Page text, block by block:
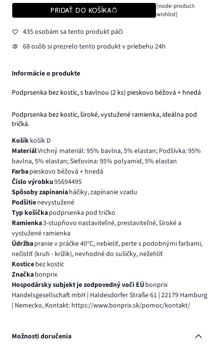
PRIDAŤ DO KOŠÍKA
[node-product-
wishlist]
435 osobám sa tento produkt páči
68 osôb si prezrelo tento produkt v priebehu 24h
Informácie o produkte
Podprsenka bez kostíc, s bavlnou (2 ks) pieskovo béžová + hnedá
Podprsenka bez kostíc, široké, vystužené ramienka, ideálna pod
tričká.
Košíkkošík D
MateriálVrchný materiál: 95% bavlna, 5% elastan; Podšívka: 95%
bavlna, 5% elastan; Sieťovina: 95% polyamid, 5% elastan
Farbapieskovo béžová + hnedá
Číslo výrobku95694495
Spôsoby zapínaniaháčiky, zapínanie vzadu
Podšitienevystužené
Typ košíčkapodprsenka pod tričko
Ramienka3-stupňovo nastaviteľné, prestaviteľné, široké a
vystužené ramienka
Údržbapranie v práčke 40°C, nebieliť, perte s podobnými farbami,
nečistiť (kruh - krížik), nevhodné do sušičky, nežehliť
Kosticebez kostíc
Značkabonprix
Hospodársky subjekt je zodpovedný voči EÚbonprix
Handelsgesellschaft mbH | Haldesdorfer Straße 61 | 22179 Hamburg
| Nemecko, Kontakt: https://www.bonprix.sk/pomoc/kontakt/
Možnosti doručenia